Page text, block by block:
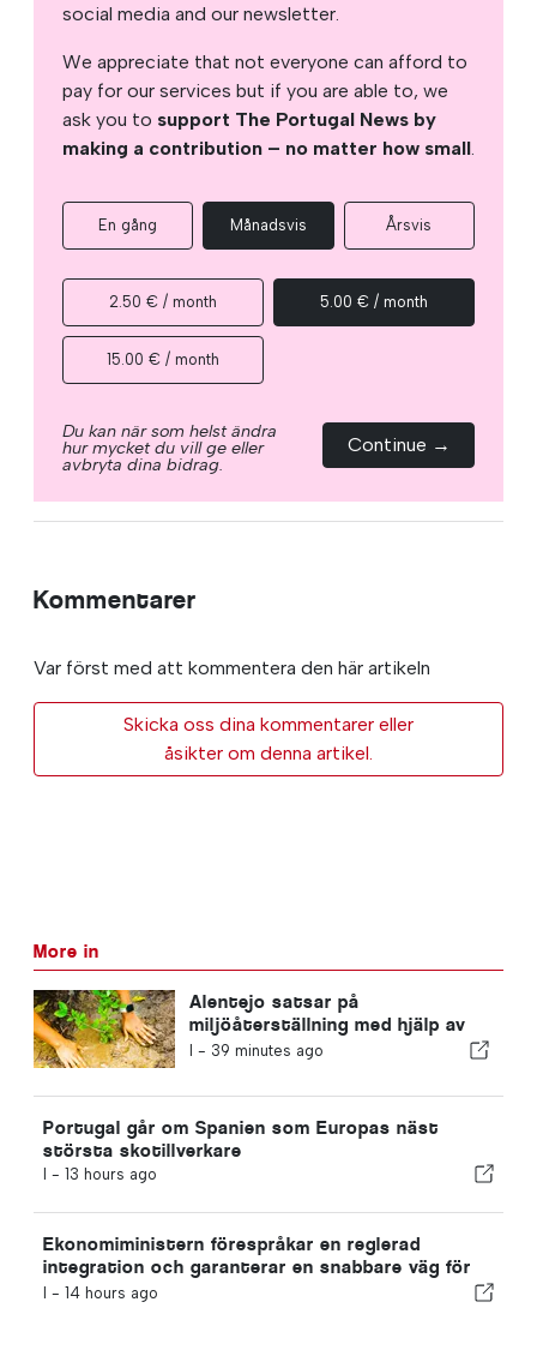
social media and our newsletter.
We appreciate that not everyone can afford to
pay for our services but if you are able to, we
ask you to support The Portugal News by
making a contribution – no matter how small.
En gång Månadsvis Årsvis
2.50 € / month 5.00 € / month
15.00 € / month
Du kan när som helst ändra
hur mycket du vill ge eller
avbryta dina bidrag.
Continue →
Kommentarer
Var först med att kommentera den här artikeln
Skicka oss dina kommentarer eller
åsikter om denna artikel.
More in
Alentejo satsar på
miljöåterställning med hjälp av
EU-medel
I - 39 minutes ago
Portugal går om Spanien som Europas näst
största skotillverkare
I - 13 hours ago
Ekonomiministern förespråkar en reglerad
integration och garanterar en snabbare väg för
invandrare
I - 14 hours ago